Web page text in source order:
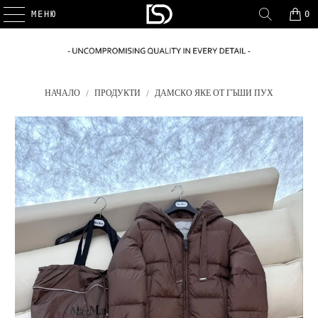
МЕНЮ 0
НАЧАЛО / ПРОДУКТИ / ДАМСКО ЯКЕ ОТ ГЪШИ ПУХ